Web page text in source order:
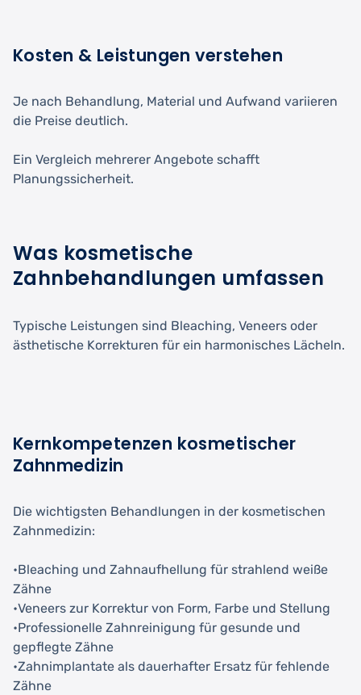
Kosten & Leistungen verstehen
Je nach Behandlung, Material und Aufwand variieren
die Preise deutlich.
Ein Vergleich mehrerer Angebote schafft
Planungssicherheit.
Was kosmetische
Zahnbehandlungen umfassen
Typische Leistungen sind Bleaching, Veneers oder
ästhetische Korrekturen für ein harmonisches Lächeln.
Kernkompetenzen kosmetischer
Zahnmedizin
Die wichtigsten Behandlungen in der kosmetischen
Zahnmedizin:
•Bleaching und Zahnaufhellung für strahlend weiße
Zähne
•Veneers zur Korrektur von Form, Farbe und Stellung
•Professionelle Zahnreinigung für gesunde und
gepflegte Zähne
•Zahnimplantate als dauerhafter Ersatz für fehlende
Zähne